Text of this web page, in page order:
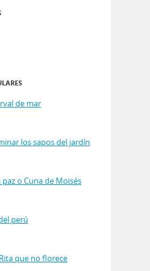
de mar
los sapos del jardín
paz o Cuna de Moisés
perú
que no florece